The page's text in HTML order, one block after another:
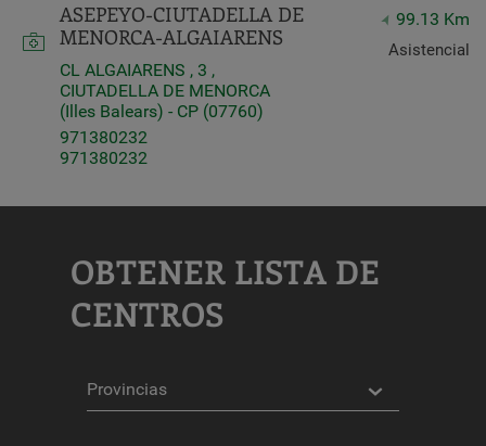
ASEPEYO-CIUTADELLA DE
MENORCA-ALGAIARENS
CL ALGAIARENS , 3 ,
CIUTADELLA DE MENORCA
(Illes Balears) - CP (07760)
971380232
971380232
99.13 Km
Asistencial
OBTENER LISTA DE
CENTROS